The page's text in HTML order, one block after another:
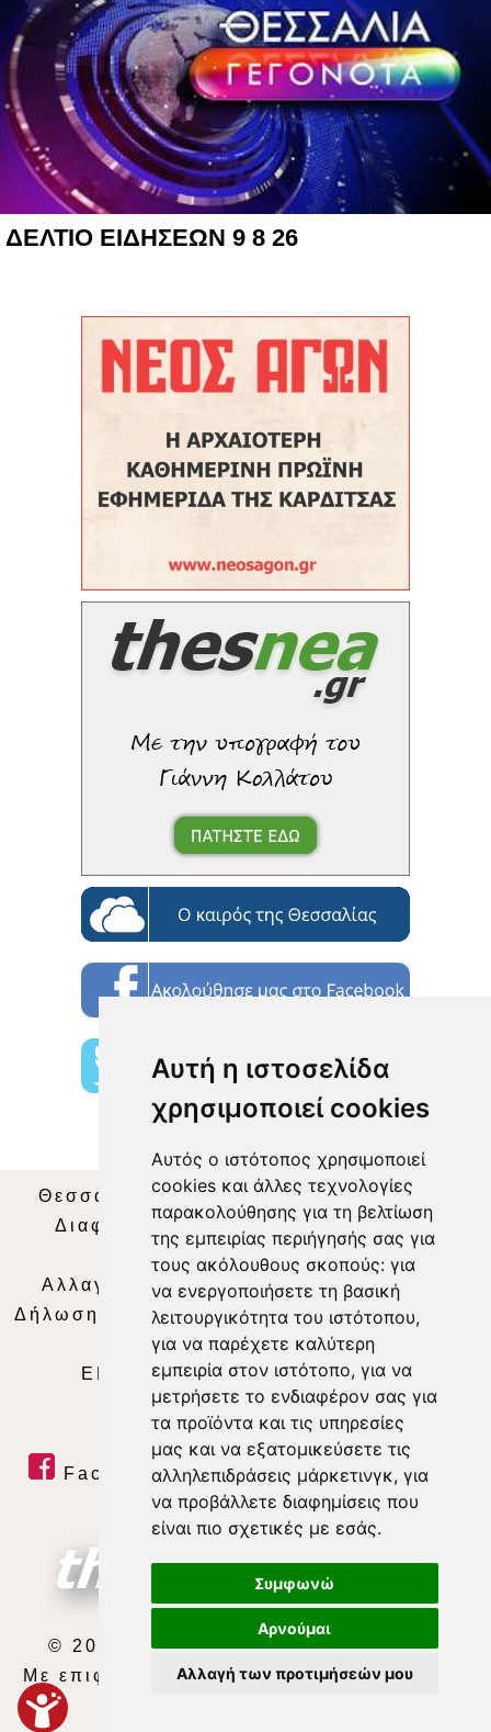
Αυτή η ιστοσελίδα
χρησιμοποιεί cookies
Αυτός ο ιστότοπος χρησιμοποιεί
cookies και άλλες τεχνολογίες
παρακολούθησης για τη βελτίωση
της εμπειρίας περιήγησής σας για
τους ακόλουθους σκοπούς: για
να ενεργοποιήσετε τη βασική
λειτουργικότητα του ιστότοπου,
για να παρέχετε καλύτερη
εμπειρία στον ιστότοπο, για να
μετρήσετε το ενδιαφέρον σας για
τα προϊόντα και τις υπηρεσίες
μας και να εξατομικεύσετε τις
αλληλεπιδράσεις μάρκετινγκ, για
να προβάλλετε διαφημίσεις που
είναι πιο σχετικές με εσάς.
Συμφωνώ
Αρνούμαι
Αλλαγή των προτιμήσεών μου
ΔΕΛΤΙΟ ΕΙΔΗΣΕΩΝ 9 8 26
Θεσσαλία Τηλεόραση|SNG Services
Διαφήμιση | Όροι Χρήσης |Δήλωση
Απορρήτου |
Περιεχόμενο
Αλλαγή Προτιμήσεων για τα Cookies
Δήλωση συμμόρφωσης με τη σύσταση (ΕΕ)
2018/334|Ταυτότητα
ΕΝΗΜΕΡΩΣΗ |WEB TV| LIVE
Facebook| Twitter | Youtube
RSS Feed
© 2026 ΘΕΣΣΑΛΙΑ ΤΗΛΕΟΡΑΣΗ Α.Ε.
Με επιφύλαξη κάθε νόμιμου δικαιώματος.